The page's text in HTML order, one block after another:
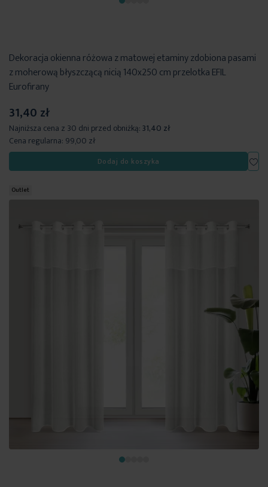
Dekoracja okienna różowa z matowej etaminy zdobiona pasami
z moherową błyszczącą nicią 140x250 cm przelotka EFIL
Eurofirany
31,40 zł
Najniższa cena z 30 dni przed obniżką:31,40 zł
Cena regularna: 99,00 zł
Dodaj do koszyka
Outlet